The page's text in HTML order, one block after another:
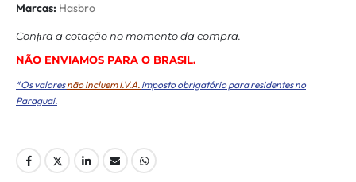
Marcas: Hasbro
Conﬁra a cotação no momento da compra.
NÃO ENVIAMOS PARA O BRASIL.
*Os valoresnão incluem I.V.A. imposto obrigatório para residentes no
Paraguai.